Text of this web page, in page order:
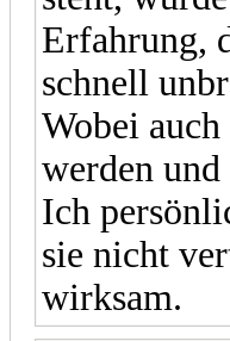
Erfahrung,
schnell
Wobei
werden
Ich
sie nicht
wirksam.